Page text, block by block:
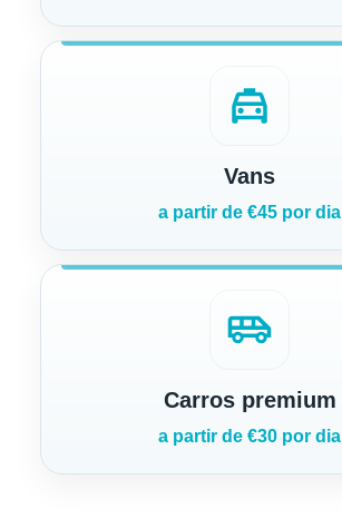
local_taxi
Vans
a partir de €45 por dia
airport_shuttle
Carros premium
a partir de €30 por dia